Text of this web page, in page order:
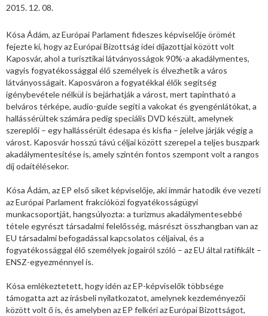
2015. 12. 08.
Kósa Ádám, az Európai Parlament fideszes képviselője örömét
fejezte ki, hogy az Európai Bizottság idei díjazottjai között volt
Kaposvár, ahol a turisztikai látványosságok 90%-a akadálymentes,
vagyis fogyatékossággal élő személyek is élvezhetik a város
látványosságait. Kaposváron a fogyatékkal élők segítség
igénybevétele nélkül is bejárhatják a várost, mert tapintható a
belváros térképe, audio-guide segíti a vakokat és gyengénlátókat, a
hallássérültek számára pedig speciális DVD készült, amelynek
szereplői – egy hallássérült édesapa és kisfia – jelelve járják végig a
várost. Kaposvár hosszú távú céljai között szerepel a teljes buszpark
akadálymentesítése is, amely szintén fontos szempont volt a rangos
díj odaítélésekor.
Kósa Ádám, az EP első siket képviselője, aki immár hatodik éve vezeti
az Európai Parlament frakcióközi fogyatékosságügyi
munkacsoportját, hangsúlyozta: a turizmus akadálymentesebbé
tétele egyrészt társadalmi felelősség, másrészt összhangban van az
EU társadalmi befogadással kapcsolatos céljaival, és a
fogyatékossággal élő személyek jogairól szóló – az EU által ratifikált –
ENSZ-egyezménnyel is.
Kósa emlékeztetett, hogy idén az EP-képviselők többsége
támogatta azt az írásbeli nyilatkozatot, amelynek kezdeményezői
között volt ő is, és amelyben az EP felkéri az Európai Bizottságot,